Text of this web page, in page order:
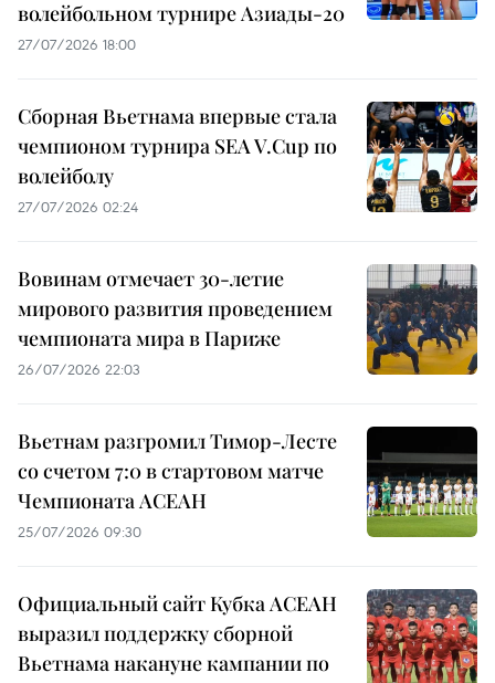
волейбольном турнире Азиады-20
27/07/2026 18:00
Сборная Вьетнама впервые стала
чемпионом турнира SEA V.Cup по
волейболу
27/07/2026 02:24
Вовинам отмечает 30-летие
мирового развития проведением
чемпионата мира в Париже
26/07/2026 22:03
Вьетнам разгромил Тимор-Лесте
со счетом 7:0 в стартовом матче
Чемпионата АСЕАН
25/07/2026 09:30
Официальный сайт Кубка АСЕАН
выразил поддержку сборной
Вьетнама накануне кампании по